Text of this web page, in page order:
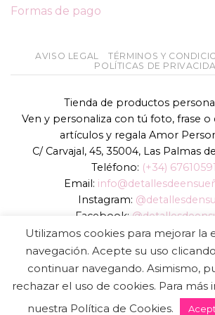
Formas de pago
AVISO LEGAL
TÉRMINOS Y
POLÍTICAS DE
Tienda de productos
Ven y personaliza con tú foto, frase
artículos y regala Amor
C/ Carvajal, 45, 35004, Las Palmas
Teléfono: (+34)
Email:
Instagram:
Facebook:
TikTok:
Página web:
Copyright 2026 ©
Utilizamos cookies para mejorar la
navegación. Acepte su uso
continuar navegando. Asimismo,
rechazar el uso de cookies. Para más
nuestra Política de Cookies.